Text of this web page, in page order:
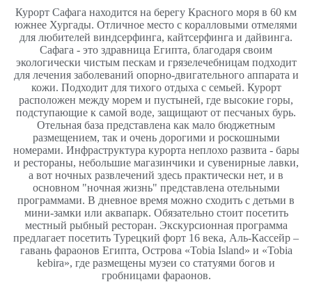
Курорт Сафага находится на берегу Красного моря в 60 км
южнее Хургады. Отличное место с коралловыми отмелями
для любителей виндсерфинга, кайтсерфинга и дайвинга.
Сафага - это здравница Египта, благодаря своим
экологически чистым пескам и грязелечебницам подходит
для лечения заболеваний опорно-двигательного аппарата и
кожи. Подходит для тихого отдыха с семьей. Курорт
расположен между морем и пустыней, где высокие горы,
подступающие к самой воде, защищают от песчаных бурь.
Отельная база представлена как мало бюджетным
размещением, так и очень дорогими и роскошными
номерами. Инфраструктура курорта неплохо развита - бары
и рестораны, небольшие магазинчики и сувенирные лавки,
а вот ночных развлечений здесь практически нет, и в
основном "ночная жизнь" представлена отельными
программами. В дневное время можно сходить с детьми в
мини-замки или аквапарк. Обязательно стоит посетить
местный рыбный ресторан. Экскурсионная программа
предлагает посетить Турецкий форт 16 века, Аль-Кассейр –
гавань фараонов Египта, Острова «Tobia Island» и «Tobia
kebira», где размещены музеи со статуями богов и
гробницами фараонов.